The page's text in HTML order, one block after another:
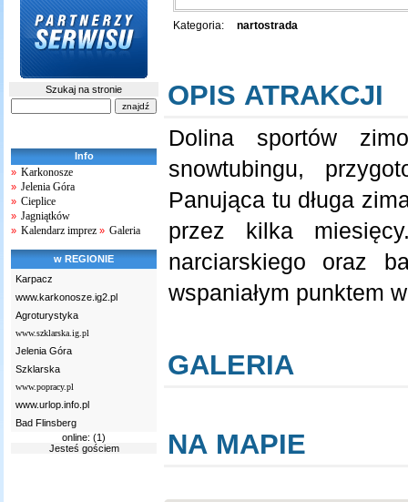
Szukaj na stronie
Info
» Karkonosze
» Jelenia Góra
» Cieplice
» Jagniątków
» Kalendarz imprez » Galeria
w REGIONIE
Karpacz
www.karkonosze.ig2.pl
Agroturystyka
www.szklarska.ig.pl
Jelenia Góra
Szklarska
www.popracy.pl
www.urlop.info.pl
Bad Flinsberg
online: (1)
Jesteś gościem
Kategoria: nartostrada
OPIS ATRAKCJI
Dolina sportów
snowtubingu,
Panująca tu długa zima
przez kilka
narciarskiego oraz
wspaniałym punktem
GALERIA
NA MAPIE